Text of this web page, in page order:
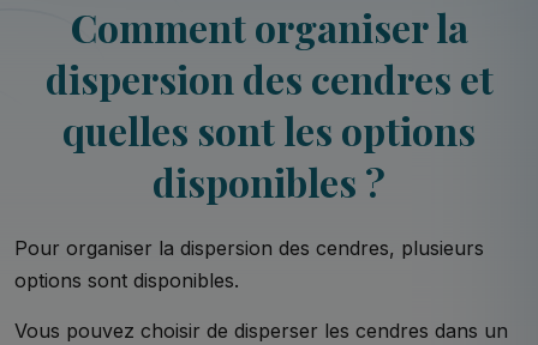
Comment organiser la
dispersion des cendres et
quelles sont les options
disponibles ?
Pour organiser la dispersion des cendres, plusieurs
options sont disponibles.
Vous pouvez choisir de disperser les cendres dans un